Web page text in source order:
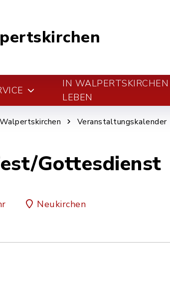
IN WALPERTSKIRCHEN
LEBEN
Veranstaltungskalender
Gottesdienst
Neukirchen